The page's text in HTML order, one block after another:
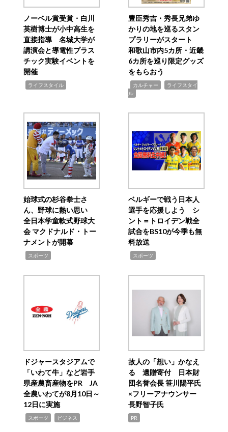
ノーベル賞受賞・白川
英樹博士が小中高生を
直接指導 名城大学が
講演会と導電性プラス
チック実験イベントを
開催
ライフスタイル
豊臣秀吉・秀長兄弟ゆ
かりの地を巡るスタン
プラリーがスタート
和歌山市内5カ所・近畿
6カ所を巡り限定グッズ
をもらおう
カルチャー
ライフスタイ
ル
始球式の杉谷拳士さ
ん、野球に熱い思い
全日本学童軟式野球大
会 マクドナルド・トー
ナメントが開幕
スポーツ
ベルギーで戦う日本人
選手を応援しよう シ
ント＝トロイデン戦全
試合をBS10が今季も無
料放送
スポーツ
ドジャースタジアムで
「いわて牛」など岩手
県産農畜産物をPR JA
全農いわてが8月10日～
12日に実施
スポーツ ビジネス
故人の「想い」かなえ
る 遺贈寄付 日本財
団名誉会長 笹川陽平氏
×フリーアナウンサー
長野智子氏
PR